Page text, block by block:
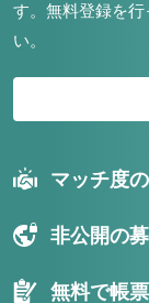
す。 無料登録を行
い。
マッチ度
非公開の
無料で帳